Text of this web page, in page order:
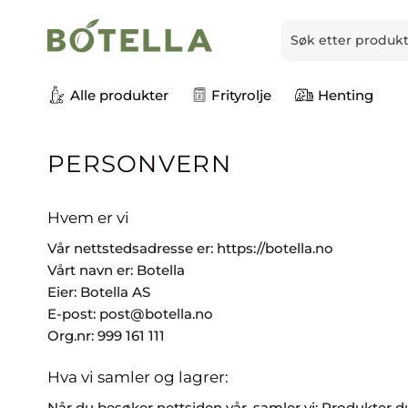
content
etter:
Alle produkter Frityrolje Henting
PERSONVERN
Hvem er vi
Vår nettstedsadresse er: https://botella.no
Vårt navn er: Botella
Eier: Botella AS
E-post: post@botella.no
Org.nr: 999 161 111
Hva vi samler og lagrer: